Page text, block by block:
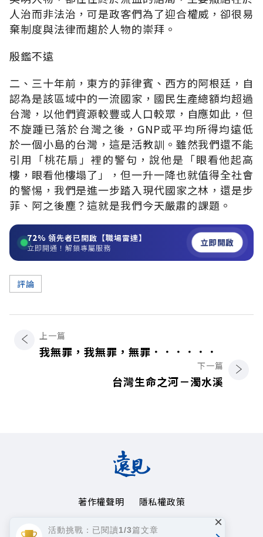
人治而非法治，可是政客們為了迎合權威，卻很易
棄制度與法律而趨於人物的崇拜。
殷鑑不遠
二、三十年前，東方的菲律賓、西方的阿根廷，自
認為是該區域中的一流國家，國民生產總額均超過
台灣，以他們資源較豐或人口較眾，自應如此，但
不旋踵已落於台灣之後，GNP或平均所得均遠低
於一個小島的台灣，這是活教訓。雖然我們還不能
引用「桃花扇」裡的警句，說他是「眼看他起高
樓，眼看他樓塌了」，但一升一降也就值得全社會
的警惕，我們是進一步踏入現代國家之林，還是步
菲、阿之後塵？這就是我們今天嚴肅的課題。
72% 領先者已開啟【職場雷達】
立即開通！解鎖專屬服務 立即開啟
評論
上一篇
我無罪，我無罪，無罪．．．．．．
下一篇
台灣生命之河－濁水溪
著作權聲明
隱私權政策
Copyright© 1999~2026
活動挑戰：已閱讀1/3篇文章 ×